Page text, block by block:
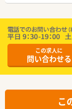
この求人に
問い合わせる
こ